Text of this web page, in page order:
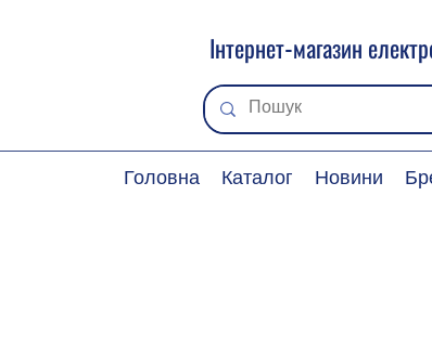
Інтернет-магазин
Головна Каталог Новини